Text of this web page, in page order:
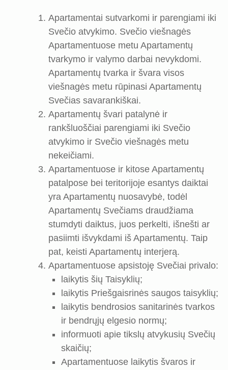
Apartamentai sutvarkomi ir parengiami iki
Svečio atvykimo. Svečio viešnagės
Apartamentuose metu Apartamentų
tvarkymo ir valymo darbai nevykdomi.
Apartamentų tvarka ir švara visos
viešnagės metu rūpinasi Apartamentų
Svečias savarankiškai.
Apartamentų švari patalynė ir
rankšluoščiai parengiami iki Svečio
atvykimo ir Svečio viešnagės metu
nekeičiami.
Apartamentuose ir kitose Apartamentų
patalpose bei teritorijoje esantys daiktai
yra Apartamentų nuosavybė, todėl
Apartamentų Svečiams draudžiama
stumdyti daiktus, juos perkelti, išnešti ar
pasiimti išvykdami iš Apartamentų. Taip
pat, keisti Apartamentų interjerą.
Apartamentuose apsistoję Svečiai privalo:
laikytis šių Taisyklių;
laikytis Priešgaisrinės saugos taisyklių;
laikytis bendrosios sanitarinės tvarkos
ir bendrųjų elgesio normų;
informuoti apie tikslų atvykusių Svečių
skaičių;
Apartamentuose laikytis švaros ir